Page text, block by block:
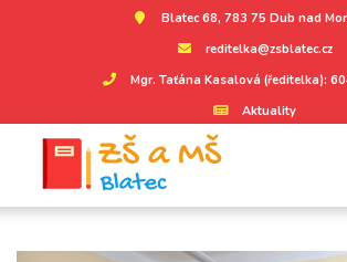
Blatec 68, 783 75 Dub nad
reditelka@zsblatec.cz
Mgr. Taťána Kasalová (ředitelka):
Aktuality